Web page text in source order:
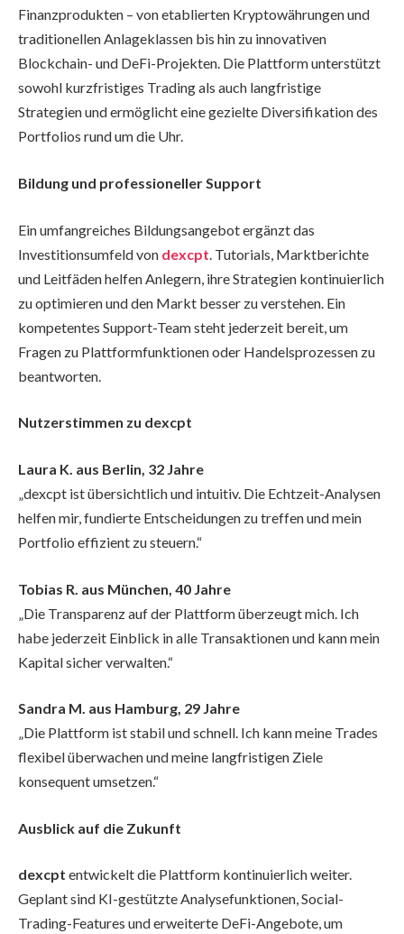
Finanzprodukten – von etablierten Kryptowährungen und
traditionellen Anlageklassen bis hin zu innovativen
Blockchain- und DeFi-Projekten. Die Plattform unterstützt
sowohl kurzfristiges Trading als auch langfristige
Strategien und ermöglicht eine gezielte Diversifikation des
Portfolios rund um die Uhr.
Bildung und professioneller Support
Ein umfangreiches Bildungsangebot ergänzt das
Investitionsumfeld von dexcpt . Tutorials, Marktberichte
und Leitfäden helfen Anlegern, ihre Strategien kontinuierlich
zu optimieren und den Markt besser zu verstehen. Ein
kompetentes Support-Team steht jederzeit bereit, um
Fragen zu Plattformfunktionen oder Handelsprozessen zu
beantworten.
Nutzerstimmen zu dexcpt
Laura K. aus Berlin, 32 Jahre
„dexcpt ist übersichtlich und intuitiv. Die Echtzeit-Analysen
helfen mir, fundierte Entscheidungen zu treffen und mein
Portfolio effizient zu steuern.“
Tobias R. aus München, 40 Jahre
„Die Transparenz auf der Plattform überzeugt mich. Ich
habe jederzeit Einblick in alle Transaktionen und kann mein
Kapital sicher verwalten.“
Sandra M. aus Hamburg, 29 Jahre
„Die Plattform ist stabil und schnell. Ich kann meine Trades
flexibel überwachen und meine langfristigen Ziele
konsequent umsetzen.“
Ausblick auf die Zukunft
dexcpt entwickelt die Plattform kontinuierlich weiter.
Geplant sind KI-gestützte Analysefunktionen, Social-
Trading-Features und erweiterte DeFi-Angebote, um